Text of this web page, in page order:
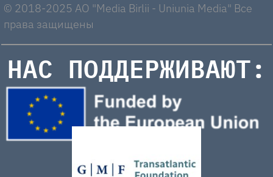
© 2018-2025 AO "Media Birlii - Uniunia Media" Все
права защищены
НАС ПОДДЕРЖИВАЮТ: